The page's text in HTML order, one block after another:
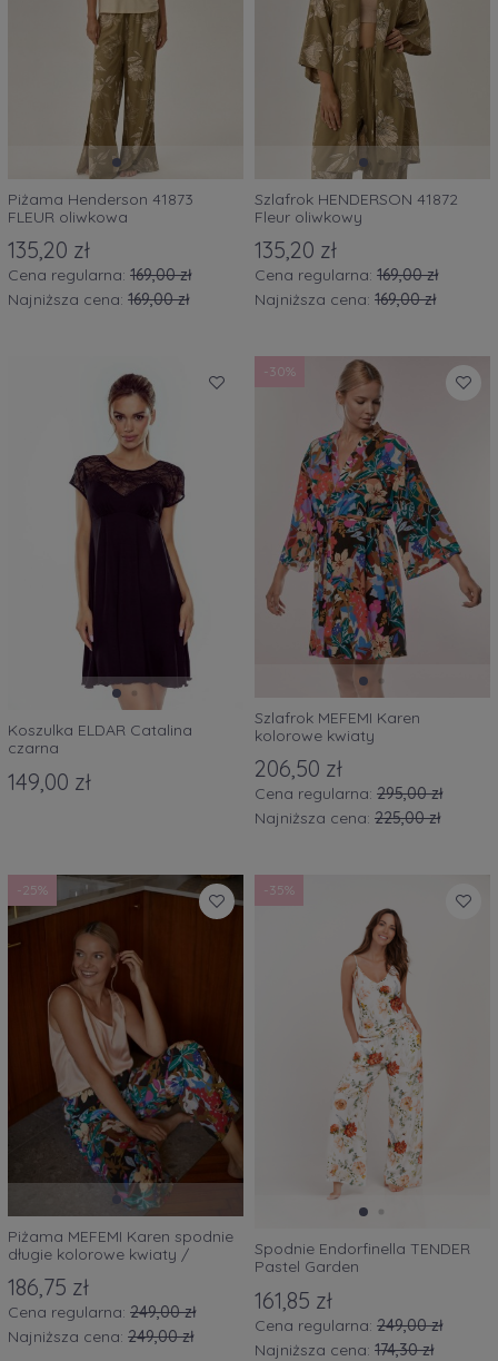
Piżama Henderson 41873
FLEUR oliwkowa
135,20 zł
Cena regularna: 169,00 zł
Najniższa cena: 169,00 zł
Szlafrok HENDERSON 41872
Fleur oliwkowy
135,20 zł
Cena regularna: 169,00 zł
Najniższa cena: 169,00 zł
Koszulka ELDAR Catalina
czarna
149,00 zł
Szlafrok MEFEMI Karen
kolorowe kwiaty
206,50 zł
Cena regularna: 295,00 zł
Najniższa cena: 225,00 zł
-30%
Piżama MEFEMI Karen spodnie
długie kolorowe kwiaty /
186,75 zł
Cena regularna: 249,00 zł
Najniższa cena: 249,00 zł
-25%
Spodnie Endorfinella TENDER
Pastel Garden
161,85 zł
Cena regularna: 249,00 zł
Najniższa cena: 174,30 zł
-35%